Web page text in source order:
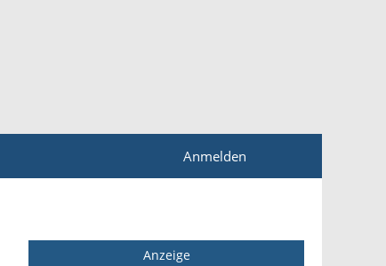
Anmelden
Anzeige